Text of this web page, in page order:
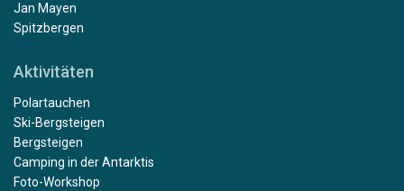
Jan Mayen
Spitzbergen
Aktivitäten
Polartauchen
Ski-Bergsteigen
Bergsteigen
Camping in der Antarktis
Foto-Workshop